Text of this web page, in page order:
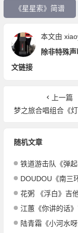
《星星索》简谱
本文由
除非特殊
文链接
上一篇
梦之旅合唱组合《灯光》简谱F调钢琴指
随机文章
铁道游击队《弹
DOUDOU《南三
花粥 《浮白》吉
江蕙《你讲的话
陆青霜《小河水